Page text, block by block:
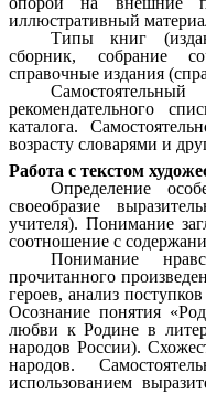
иллюстративный
Типы книг
сборник, собрание
справочные издания
рекомендательного
каталога.
возрасту словарями и
Работа с текстом
Определение
своеобразие
учителя). Понимание
соотношение с
Понимание
прочитанного
героев, анализ
Осознание понятия
любви к Родине в
народов России).
народов.
использованием